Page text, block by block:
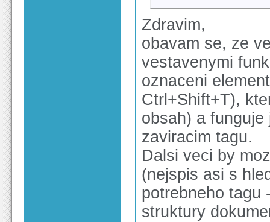
Zdravim,
obavam se, ze
vestavenymi
oznaceni
Ctrl+Shift+T),
obsah) a
zaviracim tagu.
Dalsi veci by
(nejspis asi s
potrebneho tagu
struktury